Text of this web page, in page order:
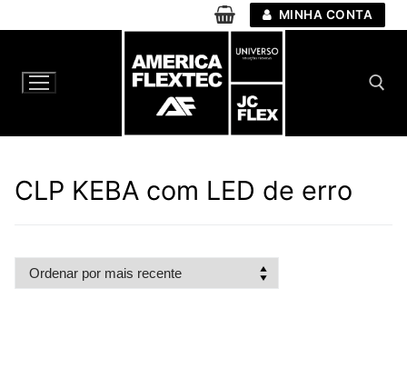
para
conteúdo
MINHA CONTA
CLP KEBA com LED de erro